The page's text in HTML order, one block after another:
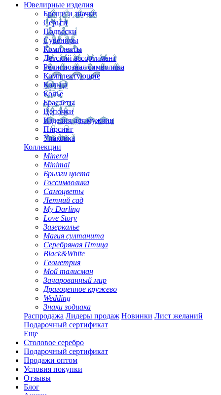
Ювелирные изделия
Броши и значки
Серьги
Подвески
Сувениры
Комплекты
Детский ассортимент
Религиозная символика
Комплектующие
Кольца
Колье
Браслеты
Цепочки
Изделия для мужчин
Пирсинг
Упаковка
Коллекции
Mineral
Minimal
Брызги цвета
Госсимволика
Самоцветы
Летний сад
My Darling
Love Story
Зазеркалье
Магия султанита
Серебряная Птица
Black&White
Геометрия
Мой талисман
Зачарованный мир
Драгоценное кружево
Wedding
Знаки зодиака
Распродажа Лидеры продаж Новинки Лист желаний
Подарочный сертификат
Еще
Столовое серебро
Подарочный сертификат
Продажи оптом
Условия покупки
Отзывы
Блог